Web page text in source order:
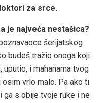
za srce.
je najveća nestašica?
šerijatskog
budeš tražio onoga koji
uputio, i mahanama tvog
vrlo malo. Pa ako ti
s obije tvoje ruke i ne